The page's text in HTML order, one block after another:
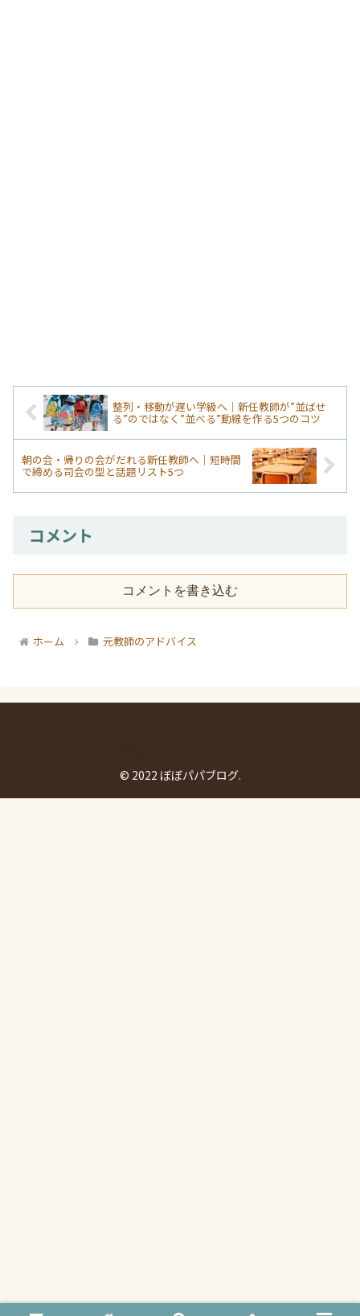
整列・移動が遅い学級へ｜新任教師が”並ばせ
る”のではなく”並べる”動線を作る5つのコツ
朝の会・帰りの会がだれる新任教師へ｜短時間
で締める司会の型と話題リスト5つ
コメント
コメントを書き込む
ホーム 元教師のアドバイス
© 2022 ぼぼパパブログ.